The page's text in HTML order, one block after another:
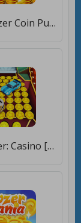
Lucky Dozer Coin Pusher 2020 [Много монет]
Coin Dozer: Casino [Бесплатные покупки]